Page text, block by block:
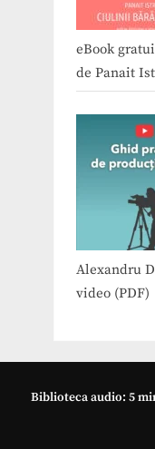
eBook
de Panait
Alexandru
video (PDF)
Biblioteca audio: 5